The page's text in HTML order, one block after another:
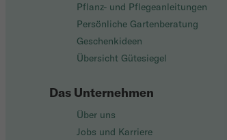
Pflanz- und Pflegeanleitungen
Persönliche Gartenberatung
Geschenkideen
Übersicht Gütesiegel
Das Unternehmen
Über uns
Jobs und Karriere